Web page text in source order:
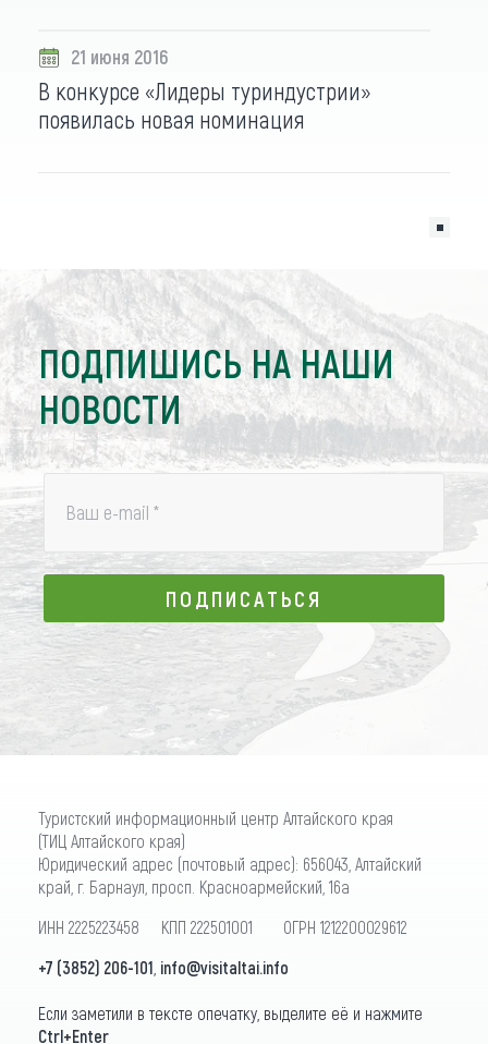
21 июня 2016
В конкурсе «Лидеры туриндустрии»
появилась новая номинация
ПОДПИШИСЬ НА НАШИ
НОВОСТИ
Ваш e-mail *
ПОДПИСАТЬСЯ
ПОДПИСАТЬСЯ
Туристский информационный центр Алтайского края
(ТИЦ Алтайского края)
Юридический адрес (почтовый адрес): 656043, Алтайский
край, г. Барнаул, просп. Красноармейский, 16а
ИНН 2225223458 КПП 222501001 ОГРН 1212200029612
+7 (3852) 206-101 info@visitaltai.info
Если заметили в тексте опечатку, выделите её и нажмите
Ctrl+Enter